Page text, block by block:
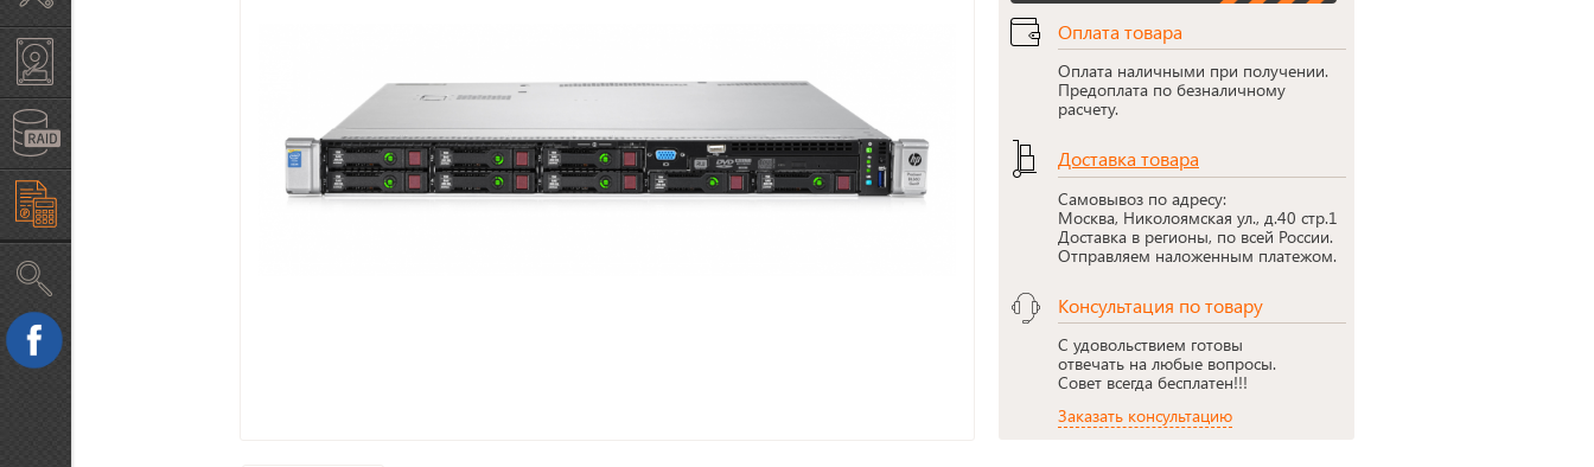
Оплата товара
Оплата наличными при получении.
Предоплата по безналичному
расчету.
Доставка товара
Самовывоз по адресу:
Москва, Николоямская ул., д.40 стр.1
Доставка в регионы, по всей России.
Отправляем наложенным платежом.
Консультация по товару
С удовольствием готовы
отвечать на любые вопросы.
Совет всегда бесплатен!!!
Заказать консультацию